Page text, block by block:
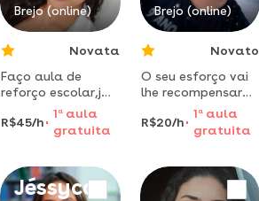
Brejo (online)
Novata
Faço aula de
reforço escolar,já
fiz alguns cursos
como introdução
da rede de
R$45/h
1 a aula
gratuita
Brejo (online)
Novato
O seu esforço vai
lhe recompensar
em você 🫵
R$20/h
1 aaula
gratuita
Jéssyca